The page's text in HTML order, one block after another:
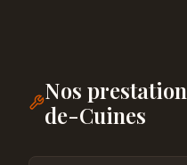
Nos
de-Cuines